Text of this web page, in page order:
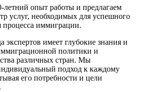
опыт работы и предлагаем
услуг, необходимых для успешного
процесса иммиграции.
экспертов имеет глубокие знания и
политики и
различных стран. Мы
подход к каждому
его потребности и цели